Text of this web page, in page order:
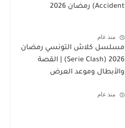
Accident) رمضان 2026
منذ عام
مسلسل كلاش التونسي رمضان
2026 (Serie Clash) | القصة
والأبطال وموعد العرض
منذ عام